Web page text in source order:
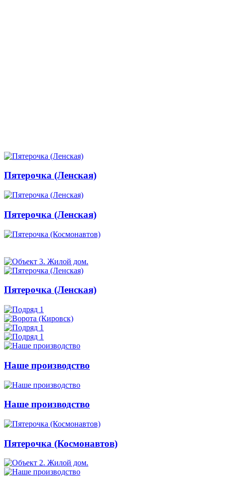
Пятерочка (Ленская)
Пятерочка (Ленская)
Пятерочка (Ленская)
Наше производство
Наше производство
Пятерочка (Космонавтов)